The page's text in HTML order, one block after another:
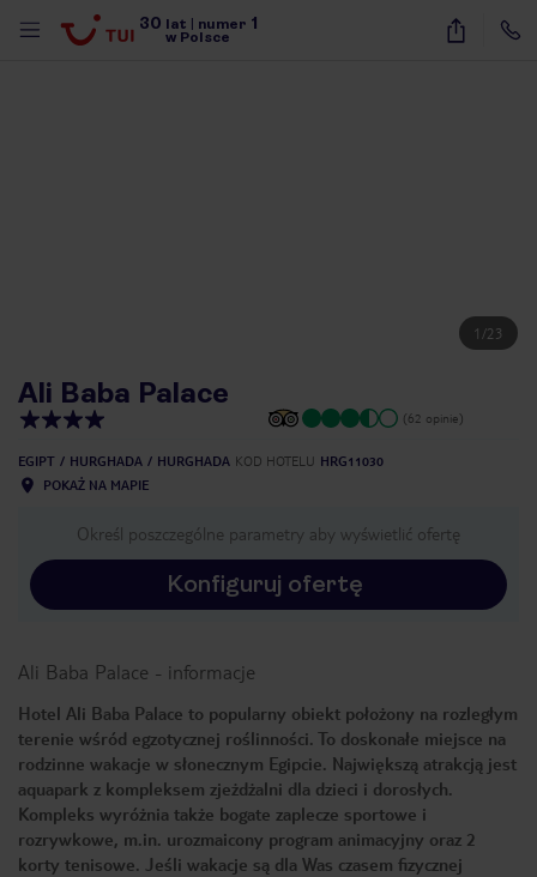
30 lat numer 1
w Polsce
1 /23
Ali Baba Palace
(62 opinie)
EGIPT HURGHADA HURGHADA KOD HOTELU HRG11030
POKAŻ NA MAPIE
Określ poszczególne parametry aby wyświetlić ofertę
Konfiguruj ofertę
Ali Baba Palace - informacje
Hotel Ali Baba Palace to popularny obiekt położony na rozległym
terenie wśród egzotycznej roślinności. To doskonałe miejsce na
rodzinne wakacje w słonecznym Egipcie. Największą atrakcją jest
aquapark z kompleksem zjeżdżalni dla dzieci i dorosłych.
Kompleks wyróżnia także bogate zaplecze sportowe i
rozrywkowe, m.in. urozmaicony program animacyjny oraz 2
korty tenisowe. Jeśli wakacje są dla Was czasem fizycznej